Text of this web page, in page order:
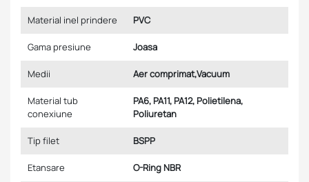
Material inel prindere PVC
Gama presiune Joasa
Medii Aer comprimat,Vacuum
Material tub
conexiune
PA6, PA11, PA12, Polietilena,
Poliuretan
Tip filet BSPP
Etansare O-Ring NBR